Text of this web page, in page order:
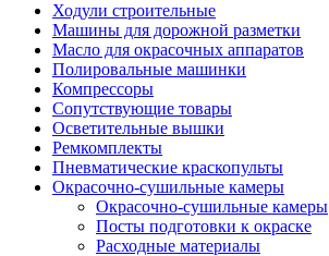
Ходули строительные
Машины для дорожной разметки
Масло для окрасочных аппаратов
Полировальные машинки
Компрессоры
Сопутствующие товары
Осветительные вышки
Ремкомплекты
Пневматические краскопульты
Окрасочно-сушильные камеры
Окрасочно-сушильные камеры
Посты подготовки к окраске
Расходные материалы